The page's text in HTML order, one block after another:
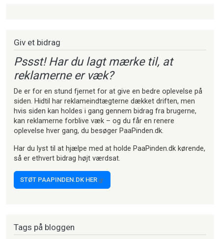
Giv et bidrag
Pssst! Har du lagt mærke til, at
reklamerne er væk?
De er for en stund fjernet for at give en bedre oplevelse på
siden. Hidtil har reklameindtægterne dækket driften, men
hvis siden kan holdes i gang gennem bidrag fra brugerne,
kan reklamerne forblive væk – og du får en renere
oplevelse hver gang, du besøger PaaPinden.dk.
Har du lyst til at hjælpe med at holde PaaPinden.dk kørende,
så er ethvert bidrag højt værdsat.
STØT PAAPINDEN.DK HER
Tags på bloggen